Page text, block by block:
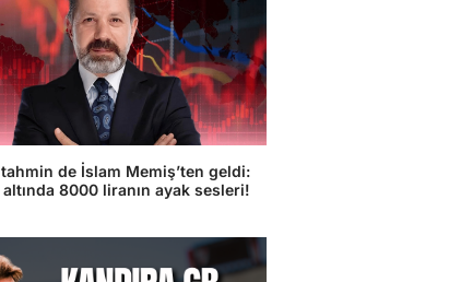
de İslam Memiş’ten geldi:
altında 8000 liranın ayak sesleri!